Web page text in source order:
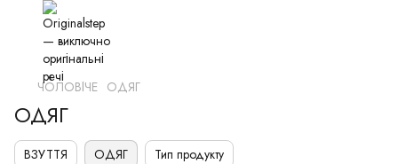
ЧОЛОВІЧЕ ОДЯГ
ОДЯГ
ВЗУТТЯ ОДЯГ Тип продукту